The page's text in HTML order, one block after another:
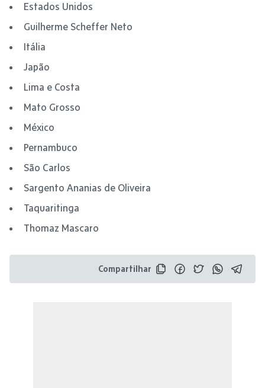
Estados Unidos
Guilherme Scheffer Neto
Itália
Japão
Lima e Costa
Mato Grosso
México
Pernambuco
São Carlos
Sargento Ananias de Oliveira
Taquaritinga
Thomaz Mascaro
Compartilhar